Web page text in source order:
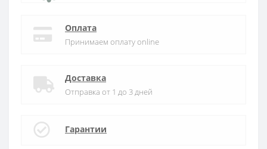
Оплата
Принимаем оплату online
Доставка
Отправка от 1 до 3 дней
Гарантии